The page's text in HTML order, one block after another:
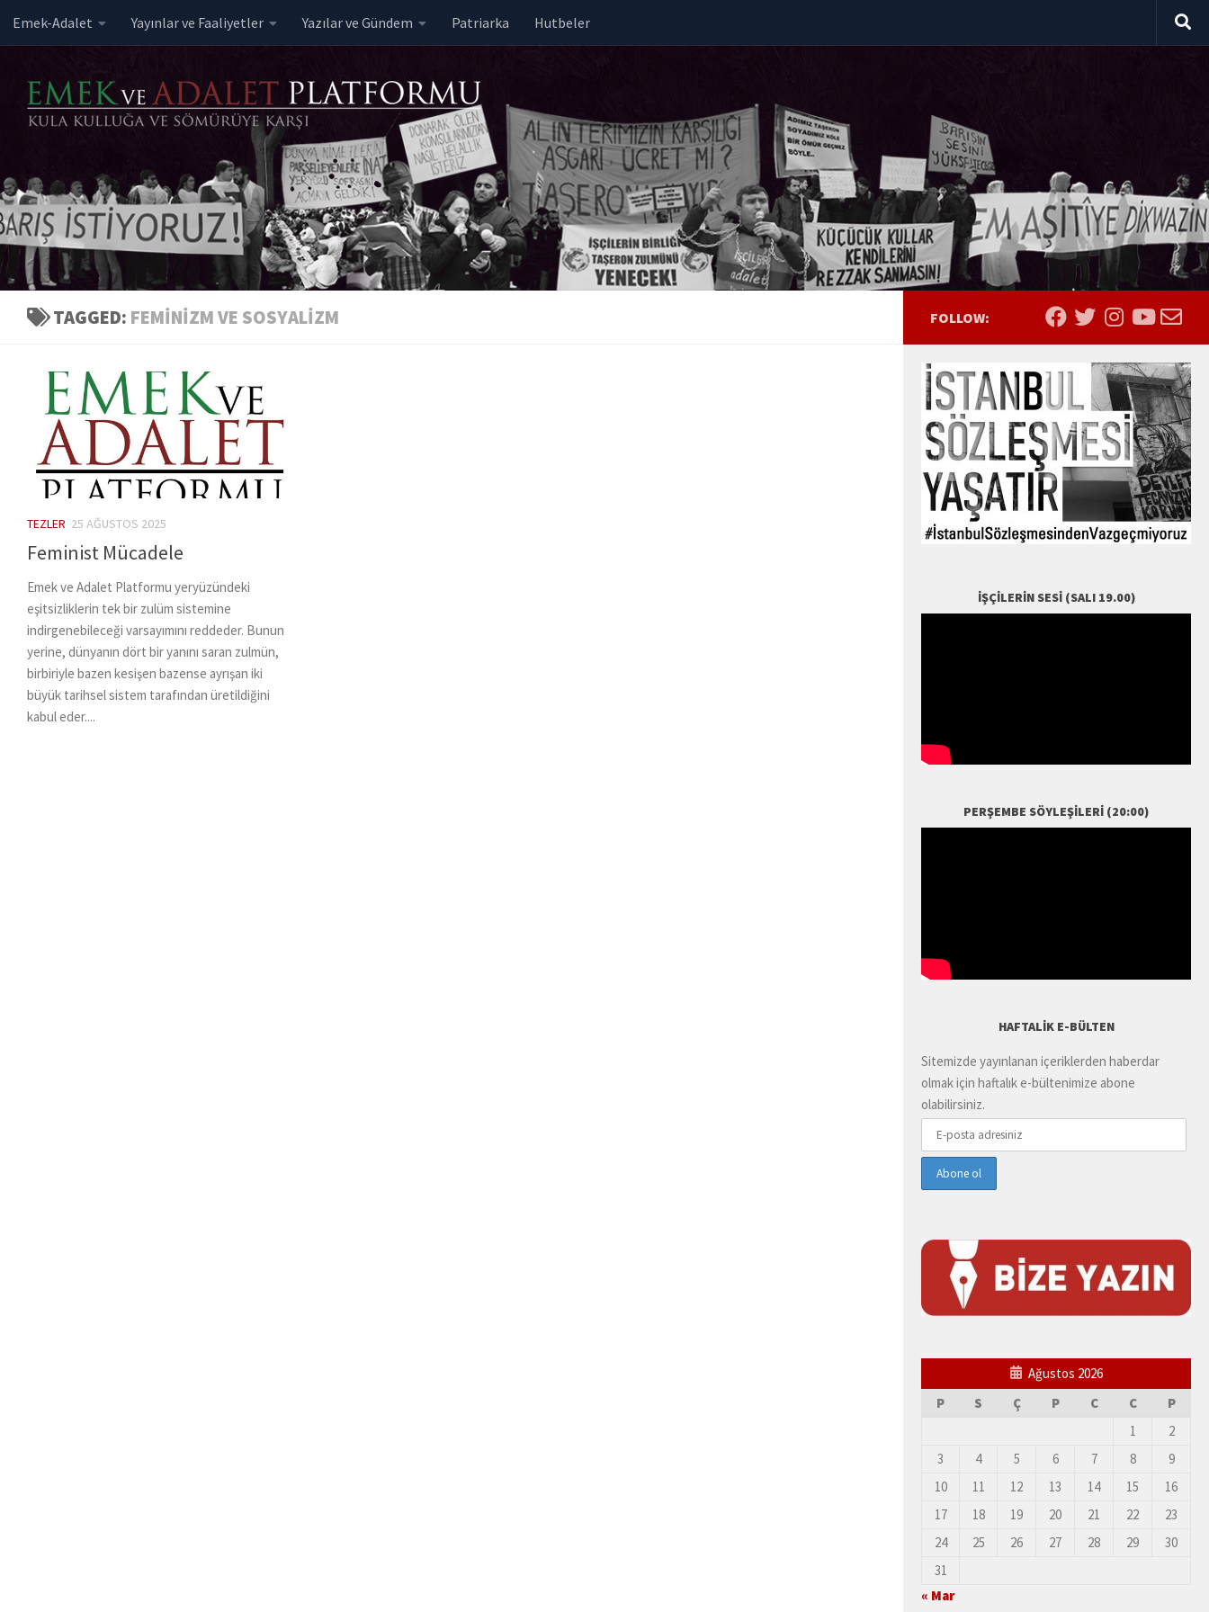
Skip to content
Emek-Adalet Yayınlar ve Faaliyetler Yazılar ve Gündem Patriarka Hutbeler
TAGGED: FEMINIZM VE SOSYALIZM
TEZLER 25 AĞUSTOS 2025
Feminist Mücadele
Emek ve Adalet Platformu yeryüzündeki
eşitsizliklerin tek bir zulüm sistemine
indirgenebileceği varsayımını reddeder. Bunun
yerine, dünyanın dört bir yanını saran zulmün,
birbiriyle bazen kesişen bazense ayrışan iki
büyük tarihsel sistem tarafından üretildiğini
kabul eder....
FOLLOW:
İŞÇILERIN SESI (SALI 19.00)
PERŞEMBE SÖYLEŞILERI (20:00)
HAFTALIK E-BÜLTEN
Sitemizde yayınlanan içeriklerden haberdar
olmak için haftalık e-bültenimize abone
olabilirsiniz.
Ağustos 2026
P
S Ç P C C
P
1
2
3
4 5 6 7 8
9
10
11 12 13 14 15
16
17
18 19 20 21 22
23
24
25 26 27 28 29
30
31
« Mar